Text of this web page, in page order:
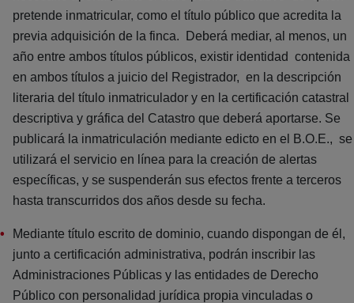
pretende inmatricular, como el título público que acredita la
previa adquisición de la finca. Deberá mediar, al menos, un
año entre ambos títulos públicos, existir identidad contenida
en ambos títulos a juicio del Registrador, en la descripción
literaria del título inmatriculador y en la certificación catastral
descriptiva y gráfica del Catastro que deberá aportarse. Se
publicará la inmatriculación mediante edicto en el B.O.E., se
utilizará el servicio en línea para la creación de alertas
específicas, y se suspenderán sus efectos frente a terceros
hasta transcurridos dos años desde su fecha.
Mediante título escrito de dominio, cuando dispongan de él,
junto a certificación administrativa, podrán inscribir las
Administraciones Públicas y las entidades de Derecho
Público con personalidad jurídica propia vinculadas o